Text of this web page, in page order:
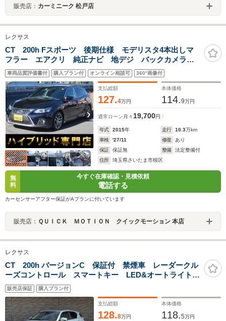
販売店： カーミニーク 松戸店
レクサス
CT 200h Fスポーツ 後期仕様 モデリスタ4本出しマ
フラー エアクリ 純正ナビ 地デジ バックカメラ
Bluetooth LEDヘッドライト フォグランプ 社外テー
ル パドルシフト シート&ステアリングヒーター スマ
ートキー ETC
車両品質評価書付 購入プラン付 オンライン相談可 360°画像付
支払総額
127.4万円
本体価格
114.9万円
通常ローン 月々 19,700円
年式 2015年 走行 10.3万km
車検
'27/11 修復
あり
保証
保証無 整備
法定整備付
住所
埼玉県さいたま市桜区
無
料
今すぐ在庫確認・見積依頼
電話する
カーセンサーアフター保証がAプランに付いています
販売店： ＱＵＩＣＫ ＭＯＴＩＯＮ クイックモーション 本店
レクサス
CT 200h バージョンC 保証付 禁煙車 レーダークル
ーズコントロール スマートキー LED&オートライト
本革&シートヒーター メーカーナビ Bモニター パワ
ーシート コーナーセンサー 純正OP17AW ビルトイ
ンETC
販売店保証 購入プラン付
支払総額
128.8万円
本体価格
118.5万円